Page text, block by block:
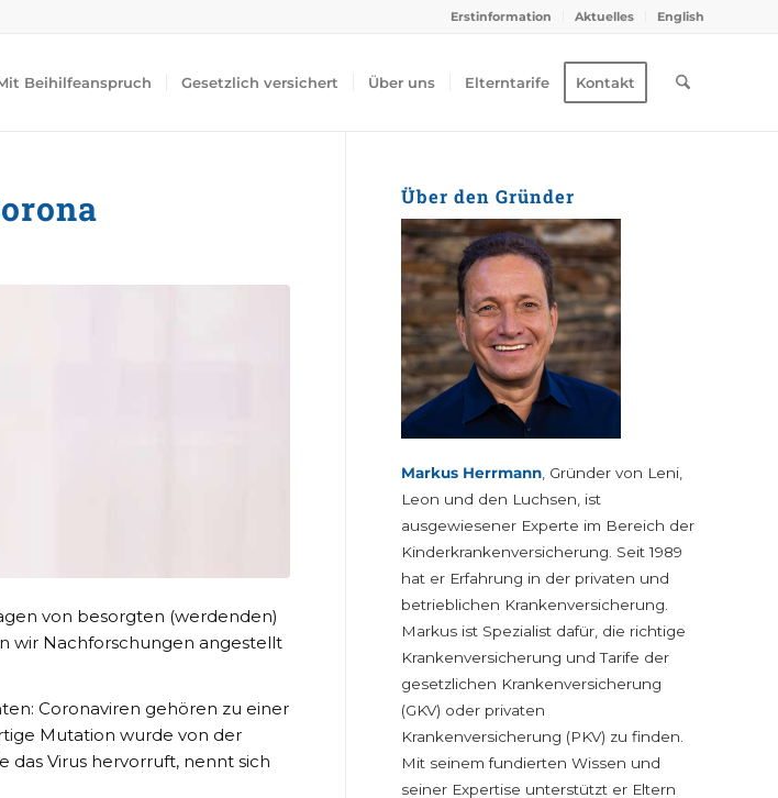
Erstinformation Aktuelles English
Beihilfeanspruch Gesetzlich versichert Über uns Elterntarife Kontakt
von besorgten (werdenden)
wir Nachforschungen angestellt
Coronaviren gehören zu einer
Mutation wurde von der
das Virus hervorruft, nennt sich
Über den Gründer
Markus Herrmann , Gründer von Leni,
Leon und den Luchsen, ist
ausgewiesener Experte im Bereich der
Kinderkrankenversicherung. Seit 1989
hat er Erfahrung in der privaten und
betrieblichen Krankenversicherung.
Markus ist Spezialist dafür, die richtige
Krankenversicherung und Tarife der
gesetzlichen Krankenversicherung
(GKV) oder privaten
Krankenversicherung (PKV) zu finden.
Mit seinem fundierten Wissen und
seiner Expertise unterstützt er Eltern